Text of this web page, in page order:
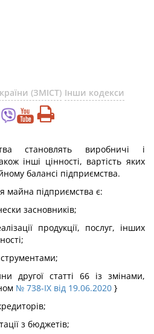
(ЗМІСТ) Інши кодекси
становлять виробничі і
інші цінності, вартість яких
балансі підприємства.
підприємства є:
засновників;
продукції, послуг, інших
другої статті 66 із змінами,
№ 738-IX від 19.06.2020 }
з бюджетів;